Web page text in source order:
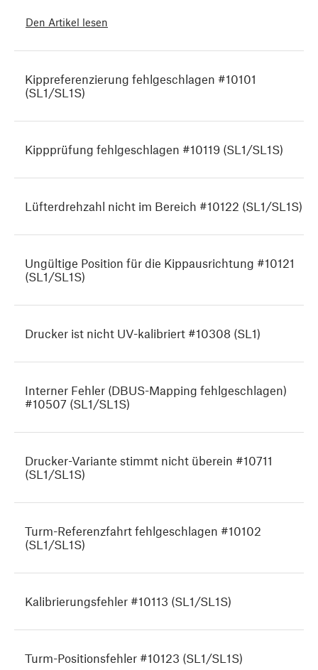
Den Artikel lesen
Kippreferenzierung fehlgeschlagen #10101
(SL1/SL1S)
Kippprüfung fehlgeschlagen #10119 (SL1/SL1S)
Lüfterdrehzahl nicht im Bereich #10122 (SL1/SL1S)
Ungültige Position für die Kippausrichtung #10121
(SL1/SL1S)
Drucker ist nicht UV-kalibriert #10308 (SL1)
Interner Fehler (DBUS-Mapping fehlgeschlagen)
#10507 (SL1/SL1S)
Drucker-Variante stimmt nicht überein #10711
(SL1/SL1S)
Turm-Referenzfahrt fehlgeschlagen #10102
(SL1/SL1S)
Kalibrierungsfehler #10113 (SL1/SL1S)
Turm-Positionsfehler #10123 (SL1/SL1S)